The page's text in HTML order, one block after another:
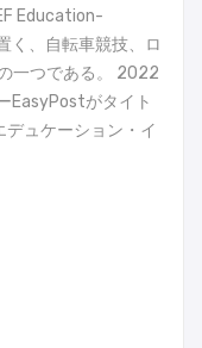
Education-
く、自転車競技、ロ
一つである。 2022
EasyPostがタイト
デュケーション・イ